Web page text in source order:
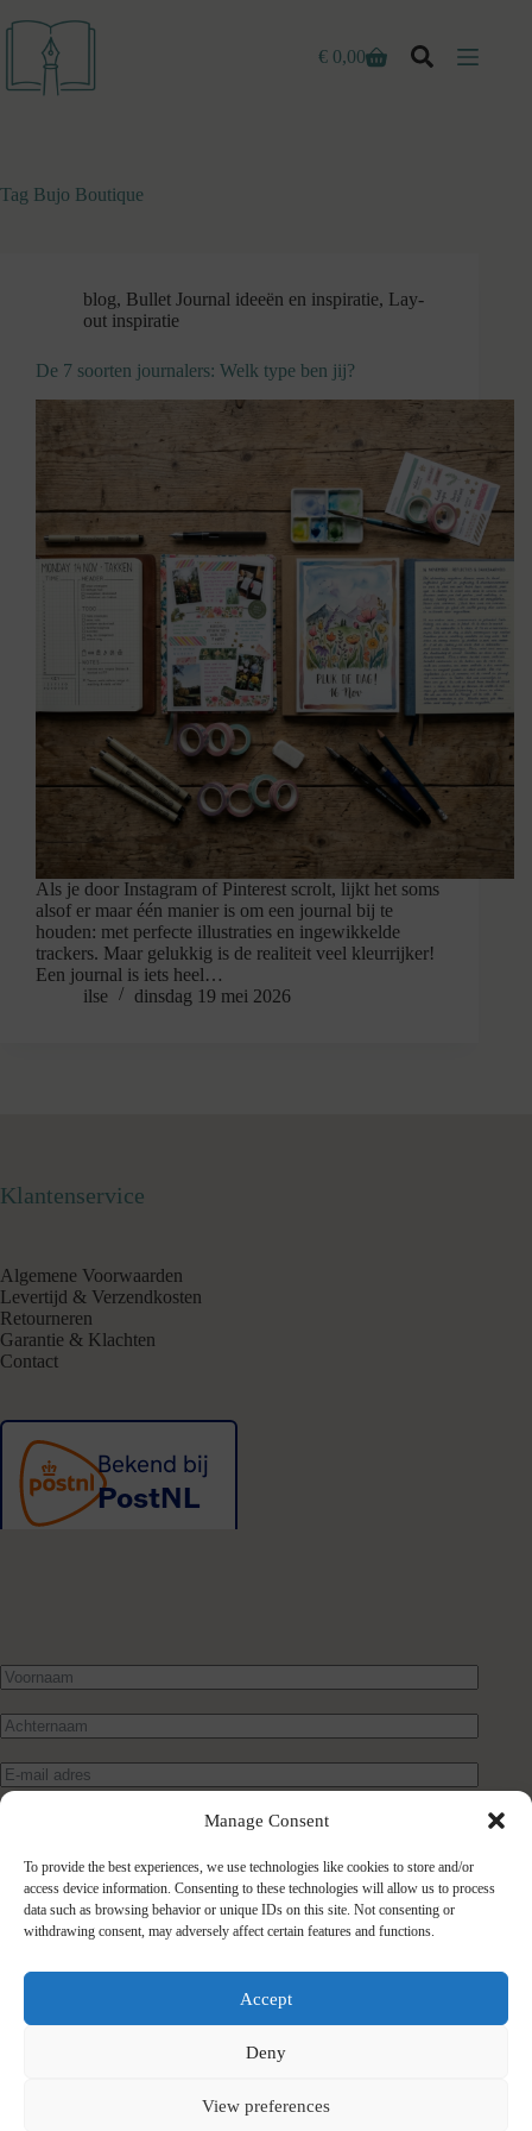
Manage Consent
To provide the best experiences, we use technologies like cookies to store and/or
access device information. Consenting to these technologies will allow us to process
data such as browsing behavior or unique IDs on this site. Not consenting or
withdrawing consent, may adversely affect certain features and functions.
Accept
Deny
View preferences
naar
inhoud
Winkelwagen
€ 0,00
Tag Bujo Boutique
blog, Bullet Journal ideeën en inspiratie, Lay-
out inspiratie
De 7 soorten journalers: Welk type ben jij?
Als je door Instagram of Pinterest scrolt, lijkt het soms
alsof er maar één manier is om een journal bij te
houden: met perfecte illustraties en ingewikkelde
trackers. Maar gelukkig is de realiteit veel kleurrijker!
Een journal is iets heel…
ilse
dinsdag 19 mei 2026
Klantenservice
Algemene Voorwaarden
Levertijd & Verzendkosten
Retourneren
Garantie & Klachten
Contact